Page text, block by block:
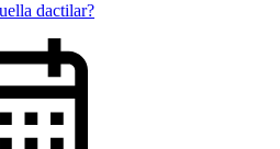
dactilar?